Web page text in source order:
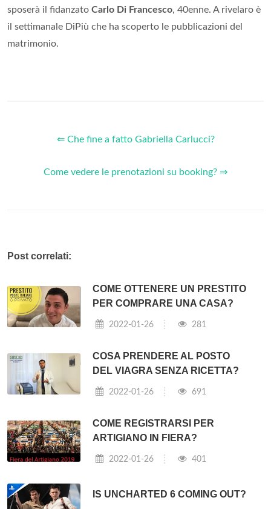
sposerà il fidanzato Carlo Di Francesco, 40enne. A rivelaro è
il settimanale DiPiù che ha scoperto le pubblicazioni del
matrimonio.
⇐ Che fine a fatto Gabriella Carlucci?
Come vedere le prenotazioni su booking? ⇒
Post correlati:
COME OTTENERE UN PRESTITO
PER COMPRARE UNA CASA?
2022-01-26 281
COSA PRENDERE AL POSTO
DEL VIAGRA SENZA RICETTA?
2022-01-26 691
COME REGISTRARSI PER
ARTIGIANO IN FIERA?
2022-01-26 401
IS UNCHARTED 6 COMING OUT?